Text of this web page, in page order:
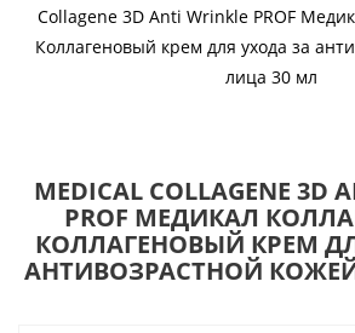
Collagene 3D Anti Wrinkle PROF
Коллагеновый крем для ухода за
лица 30 мл
MEDICAL COLLAGENE 3D
PROF МЕДИКАЛ
КОЛЛАГЕНОВЫЙ КРЕМ
АНТИВОЗРАСТНОЙ